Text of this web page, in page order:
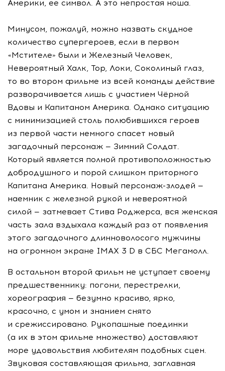
Америки, ее символ. А это непростая ноша.
Минусом, пожалуй, можно назвать скудное
количество супергероев, если в первом
«Мстителе» были и Железный Человек,
Невероятный Халк, Тор, Локи, Соколиный глаз,
то во втором фильме из всей команды действие
разворачивается лишь с участием Чёрной
Вдовы и Капитаном Америка. Однако ситуацию
с минимизацией столь полюбившихся героев
из первой части немного спасет новый
загадочный персонаж — Зимний Солдат.
Который является полной противоположностью
добродушного и порой слишком приторного
Капитана Америка. Новый персонаж-злодей —
наемник с железной рукой и невероятной
силой — затмевает Стива Роджерса, вся женская
часть зала вздыхала каждый раз от появления
этого загадочного длинноволосого мужчины
на огромном экране IMAX 3 D в СБС Мегамолл.
В остальном второй фильм не уступает своему
предшественнику: погони, перестрелки,
хореография — безумно красиво, ярко,
красочно, с умом и знанием снято
и срежиссировано. Рукопашные поединки
(а их в этом фильме множество) доставляют
море удовольствия любителям подобных сцен.
Звуковая составляющая фильма, заглавная